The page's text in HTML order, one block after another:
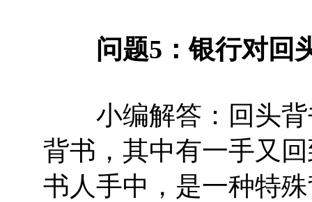
问题5：银行对回
小编解答：回头背
背书，其中有一手又
书人手中，是一种特